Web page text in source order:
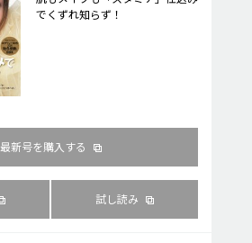
でくずれ知らず！
最新号を購入する
試し読み